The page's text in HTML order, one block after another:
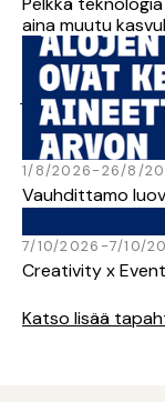
aina muutu
Kalenteri
1/8/2026-26/8/
Vauhdittamo
7/10/2026 -7/10/
Creativity x
Katso lisää